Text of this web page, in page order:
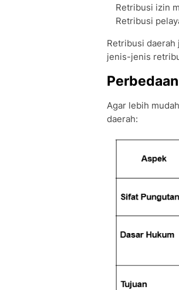
Retribusi izin
Retribusi
Retribusi daerah
jenis-jenis
Agar lebih
daerah: